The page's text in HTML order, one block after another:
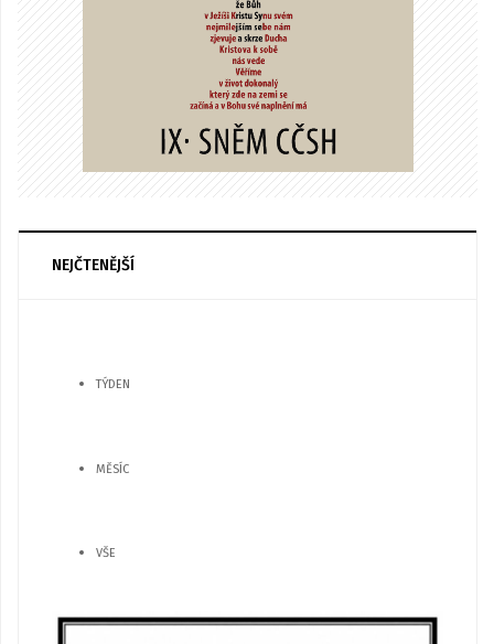
NEJČTENĚJŠÍ
TÝDEN
MĚSÍC
VŠE